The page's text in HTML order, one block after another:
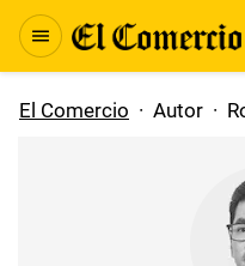
El Comercio · Autor ·